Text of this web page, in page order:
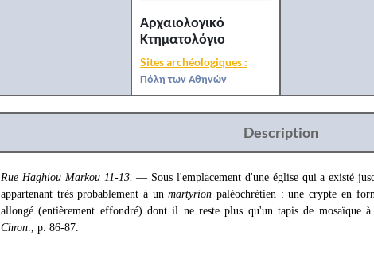
Αρχαιολογικό
Κτηματολόγιο
Sites archéologiques :
Πόλη των Αθηνών
Description
Rue Haghiou Markou 11-13. — Sous l'emplacement d'une église qui a existé
appartenant très probablement à unmartyrionpaléochrétien : une crypte en
allongé (entièrement effondré) dont il ne reste plus qu'un tapis de mosaïque
Chron., p. 86-87.